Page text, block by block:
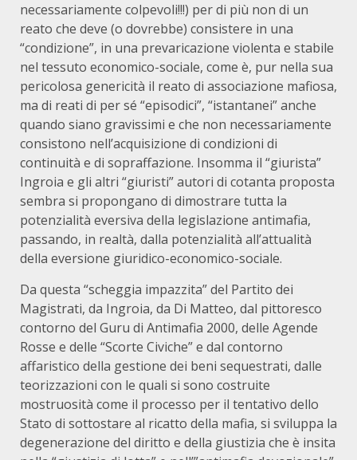
necessariamente colpevoli!!!) per di più non di un
reato che deve (o dovrebbe) consistere in una
“condizione”, in una prevaricazione violenta e stabile
nel tessuto economico-sociale, come è, pur nella sua
pericolosa genericità il reato di associazione mafiosa,
ma di reati di per sé “episodici”, “istantanei” anche
quando siano gravissimi e che non necessariamente
consistono nell’acquisizione di condizioni di
continuità e di sopraffazione. Insomma il “giurista”
Ingroia e gli altri “giuristi” autori di cotanta proposta
sembra si propongano di dimostrare tutta la
potenzialità eversiva della legislazione antimafia,
passando, in realtà, dalla potenzialità all’attualità
della eversione giuridico-economico-sociale.
Da questa “scheggia impazzita” del Partito dei
Magistrati, da Ingroia, da Di Matteo, dal pittoresco
contorno del Guru di Antimafia 2000, delle Agende
Rosse e delle “Scorte Civiche” e dal contorno
affaristico della gestione dei beni sequestrati, dalle
teorizzazioni con le quali si sono costruite
mostruosità come il processo per il tentativo dello
Stato di sottostare al ricatto della mafia, si sviluppa la
degenerazione del diritto e della giustizia che è insita